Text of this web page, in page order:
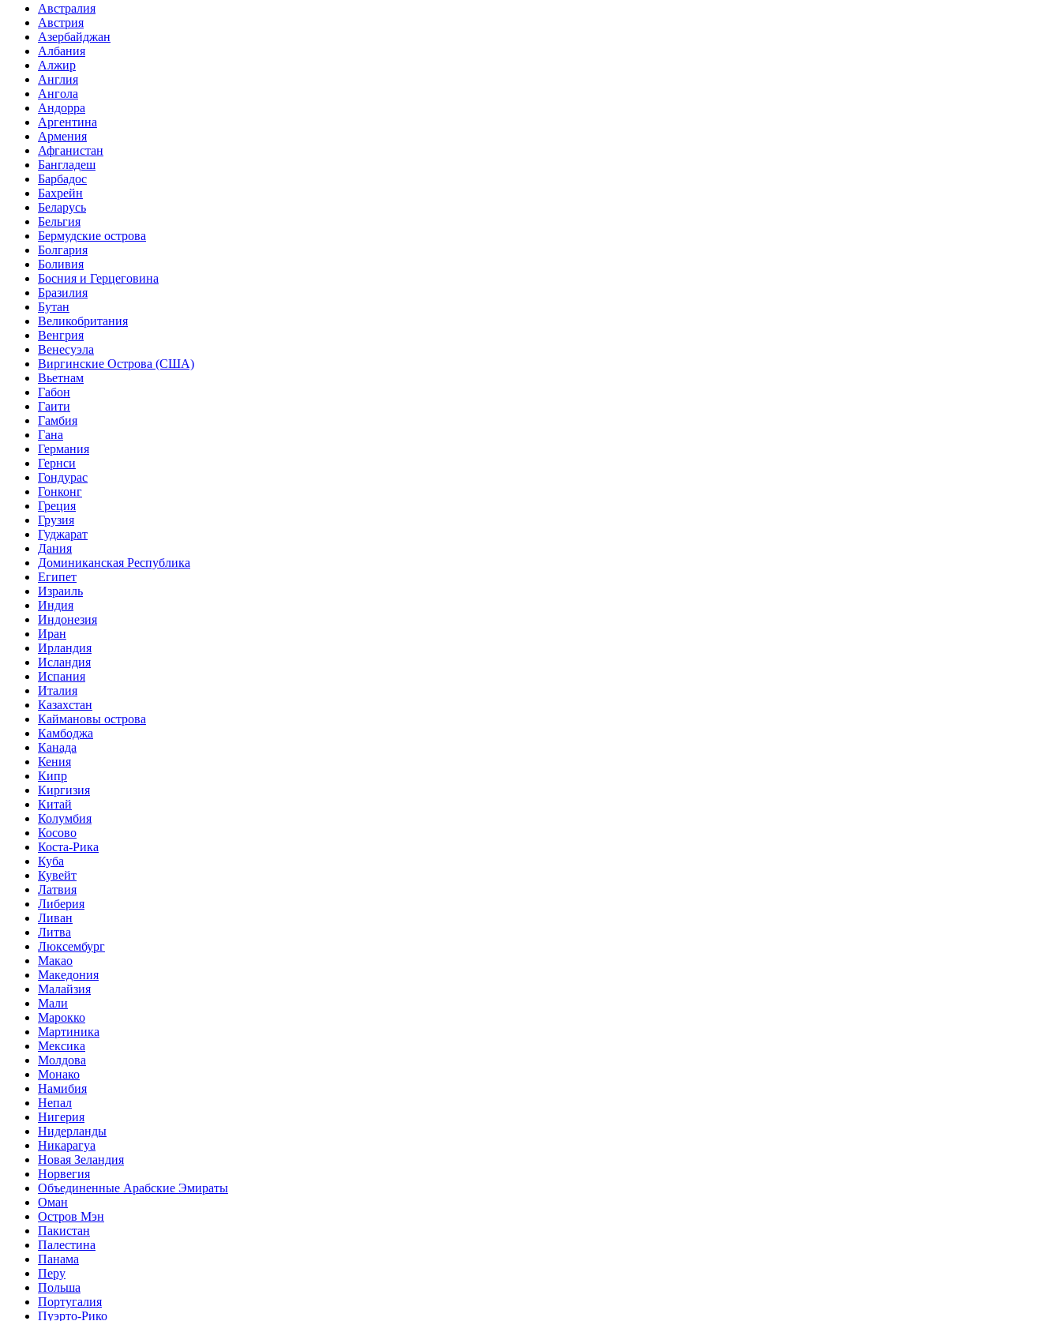
Австралия
Австрия
Азербайджан
Албания
Алжир
Англия
Ангола
Андорра
Аргентина
Армения
Афганистан
Бангладеш
Барбадос
Бахрейн
Беларусь
Бельгия
Бермудские острова
Болгария
Боливия
Босния и Герцеговина
Бразилия
Бутан
Великобритания
Венгрия
Венесуэла
Виргинские Острова (США)
Вьетнам
Габон
Гаити
Гамбия
Гана
Германия
Гернси
Гондурас
Гонконг
Греция
Грузия
Гуджарат
Дания
Доминиканская Республика
Египет
Израиль
Индия
Индонезия
Иран
Ирландия
Исландия
Испания
Италия
Казахстан
Каймановы острова
Камбоджа
Канада
Кения
Кипр
Киргизия
Китай
Колумбия
Косово
Коста-Рика
Куба
Кувейт
Латвия
Либерия
Ливан
Литва
Люксембург
Макао
Македония
Малайзия
Мали
Марокко
Мартиника
Мексика
Молдова
Монако
Намибия
Непал
Нигерия
Нидерланды
Никарагуа
Новая Зеландия
Норвегия
Объединенные Арабские Эмираты
Оман
Остров Мэн
Пакистан
Палестина
Панама
Перу
Польша
Португалия
Пуэрто-Рико